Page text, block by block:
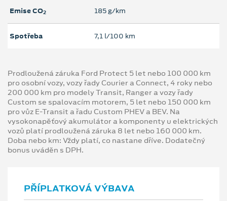
Emise CO2 185 g/km
Spotřeba 7,1 l/100 km
Prodloužená záruka Ford Protect 5 let nebo 100 000 km
pro osobní vozy, vozy řady Courier a Connect, 4 roky nebo
200 000 km pro modely Transit, Ranger a vozy řady
Custom se spalovacím motorem, 5 let nebo 150 000 km
pro vůz E-Transit a řadu Custom PHEV a BEV. Na
vysokonapěťový akumulátor a komponenty u elektrických
vozů platí prodloužená záruka 8 let nebo 160 000 km.
Doba nebo km: Vždy platí, co nastane dříve. Dodatečný
bonus uváděn s DPH.
PŘÍPLATKOVÁ VÝBAVA